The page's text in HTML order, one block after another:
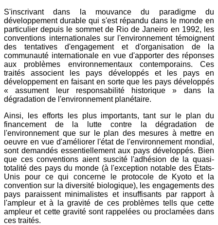
S'inscrivant dans la mouvance du paradigme du
développement durable qui s'est répandu dans le monde en
particulier depuis le sommet de Rio de Janeiro en 1992, les
conventions internationales sur l'environnement témoignent
des tentatives d'engagement et d'organisation de la
communauté internationale en vue d'apporter des réponses
aux problèmes environnementaux contemporains. Ces
traités associent les pays développés et les pays en
développement en faisant en sorte que les pays développés
« assument leur responsabilité historique » dans la
dégradation de l'environnement planétaire.
Ainsi, les efforts les plus importants, tant sur le plan du
financement de la lutte contre la dégradation de
l'environnement que sur le plan des mesures à mettre en
oeuvre en vue d'améliorer l'état de l'environnement mondial,
sont demandés essentiellement aux pays développés. Bien
que ces conventions aient suscité l'adhésion de la quasi-
totalité des pays du monde (à l'exception notable des Etats-
Unis pour ce qui concerne le protocole de Kyoto et la
convention sur la diversité biologique), les engagements des
pays paraissent minimalistes et insuffisants par rapport à
l'ampleur et à la gravité de ces problèmes tells que cette
ampleur et cette gravité sont rappelées ou proclamées dans
ces traités.